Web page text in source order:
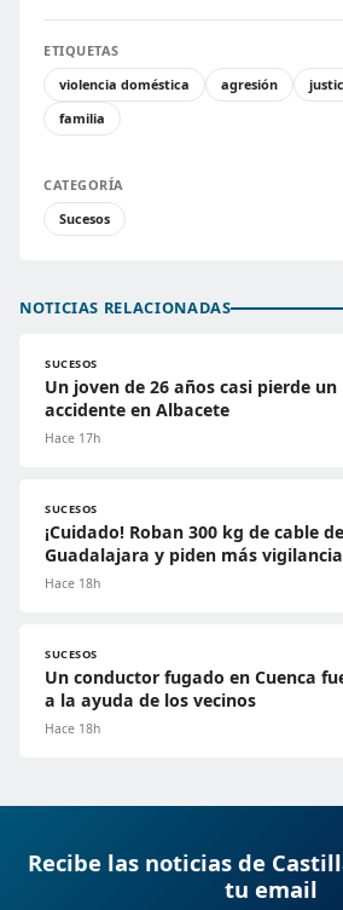
ETIQUETAS
violencia doméstica
agresión
familia
CATEGORÍA
Sucesos
NOTICIAS RELACIONADAS
SUCESOS
Un joven de 26 años casi pierde
accidente en Albacete
Hace 17h
SUCESOS
¡Cuidado! Roban 300 kg de cable
Guadalajara y piden más vigilancia
Hace 18h
SUCESOS
Un conductor fugado en Cuenca
a la ayuda de los vecinos
Hace 18h
Recibe las noticias de
tu email